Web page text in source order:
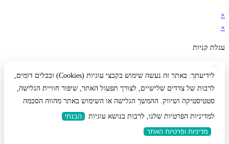
×
×
עגלת קניות
לידיעתך: באתר זה נעשה שימוש בקבצי עוגיות (Cookies) ובכלים דומים,
לרבות של צדדים שלישיים, לצורך תפעול האתר, שיפור חוויית הגלישה,
סטטיסטיקה ושיווק. ההמשך הגלישה או השימוש באתר מהווה הסכמה
למדיניות הפרטיות שלנו, לרבות בנושא עוגיות
הבנתי
מדיניות ופרטיות האתר